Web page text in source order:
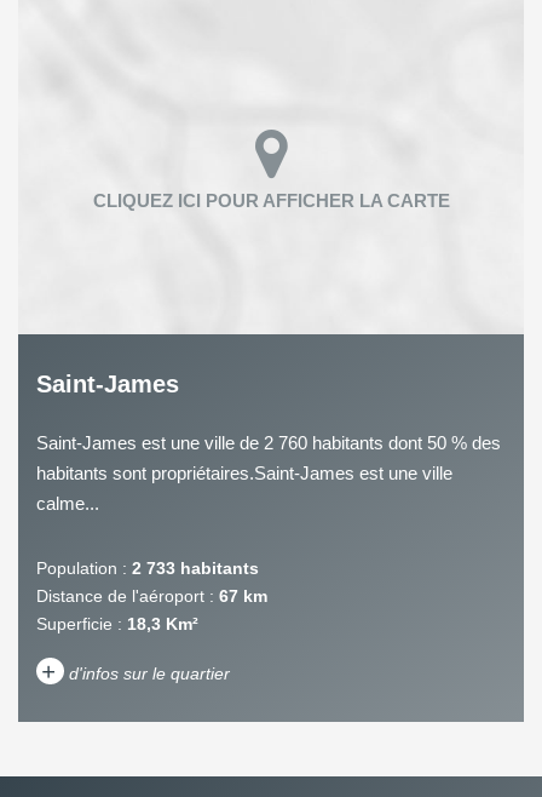
Saint-James
Saint-James est une ville de 2 760 habitants dont 50 % des
habitants sont propriétaires.Saint-James est une ville
calme...
Population : 2 733 habitants
Distance de l'aéroport : 67 km
Superficie : 18,3 Km²
+ d'infos sur le quartier